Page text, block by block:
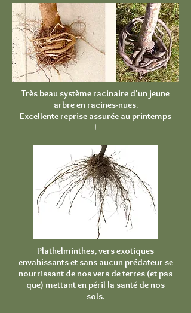
Très beau système racinaire d'un jeune
arbre en racines-nues.
Excellente reprise assurée au printemps
!
Plathelminthes, vers exotiques
envahissants et sans aucun prédateur se
nourrissant de nos vers de terres (et pas
que) mettant en péril la santé de nos
sols.